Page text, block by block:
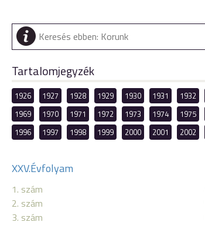
Tartalomjegyzék
1926 1927 1928 1929 1930 1931 1932
1969
1970 1971 1972 1973 1974 1975
1996
1997 1998 1999 2000 2001 2002
XXV.Évfolyam
1. szám
2. szám
3. szám